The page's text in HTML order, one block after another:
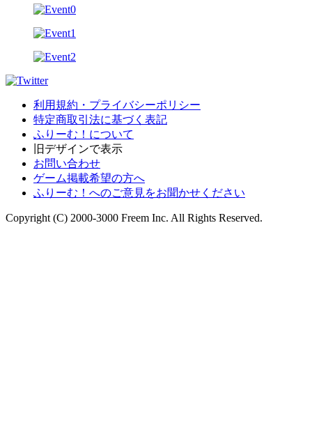
利用規約・プライバシーポリシー
特定商取引法に基づく表記
ふりーむ！について
旧デザインで表示
お問い合わせ
ゲーム掲載希望の方へ
ふりーむ！へのご意見をお聞かせください
Copyright (C) 2000-3000 Freem Inc. All Rights Reserved.